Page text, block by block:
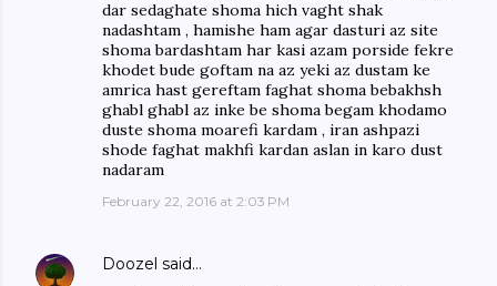
dar sedaghate shoma hich vaght shak
nadashtam , hamishe ham agar dasturi az site
shoma bardashtam har kasi azam porside fekre
khodet bude goftam na az yeki az dustam ke
amrica hast gereftam faghat shoma bebakhsh
ghabl ghabl az inke be shoma begam khodamo
duste shoma moarefi kardam , iran ashpazi
shode faghat makhfi kardan aslan in karo dust
nadaram
February 22, 2016 at 2:03 PM
Doozel said…